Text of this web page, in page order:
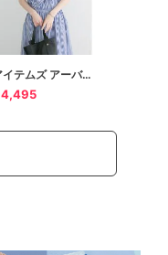
アイテムズ アーバンリサーチ
4,495